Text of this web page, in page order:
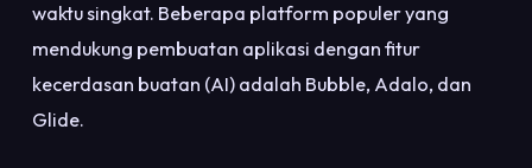
waktu singkat. Beberapa platform populer yang
mendukung pembuatan aplikasi dengan fitur
kecerdasan buatan (AI) adalah Bubble, Adalo, dan
Glide.